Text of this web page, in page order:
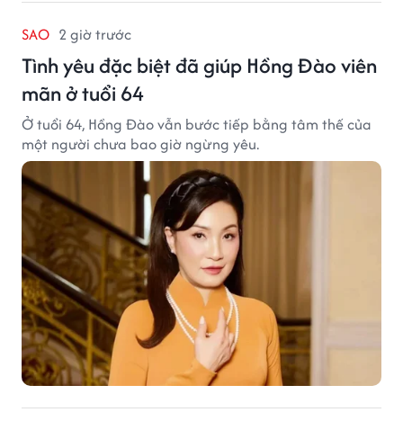
SAO 2 giờ trước
Tình yêu đặc biệt đã giúp Hồng Đào viên
mãn ở tuổi 64
Ở tuổi 64, Hồng Đào vẫn bước tiếp bằng tâm thế của
một người chưa bao giờ ngừng yêu.